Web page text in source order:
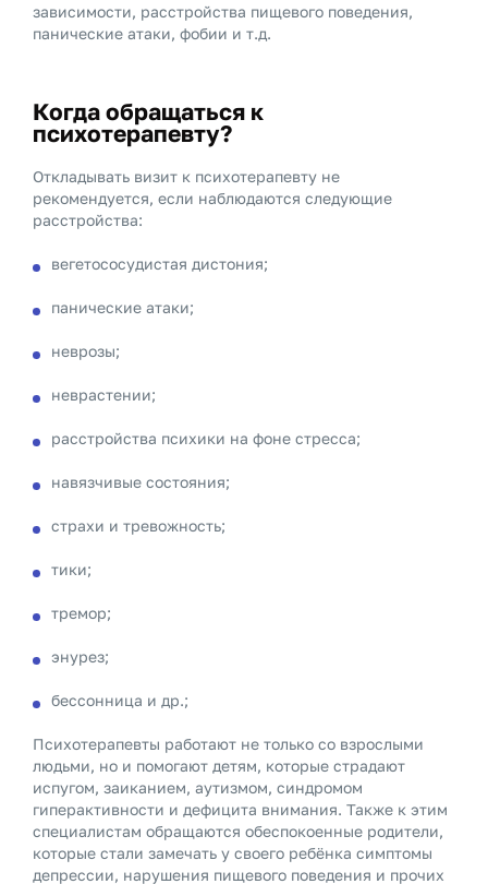
зависимости, расстройства пищевого поведения,
панические атаки, фобии и т.д.
Когда обращаться к
психотерапевту?
Откладывать визит к психотерапевту не
рекомендуется, если наблюдаются следующие
расстройства:
вегетососудистая дистония;
панические атаки;
неврозы;
неврастении;
расстройства психики на фоне стресса;
навязчивые состояния;
страхи и тревожность;
тики;
тремор;
энурез;
бессонница и др.;
Психотерапевты работают не только со взрослыми
людьми, но и помогают детям, которые страдают
испугом, заиканием, аутизмом, синдромом
гиперактивности и дефицита внимания. Также к этим
специалистам обращаются обеспокоенные родители,
которые стали замечать у своего ребёнка симптомы
депрессии, нарушения пищевого поведения и прочих